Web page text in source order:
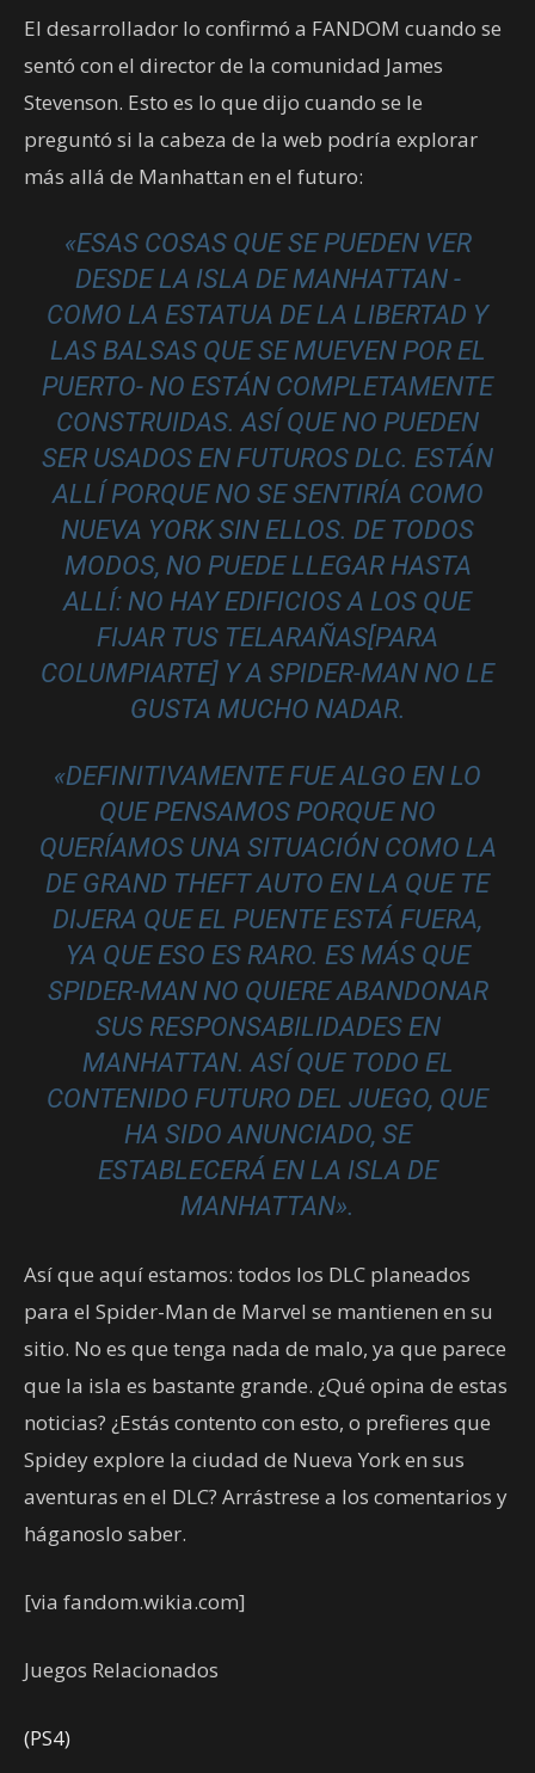
El desarrollador lo confirmó a FANDOM cuando se
sentó con el director de la comunidad James
Stevenson. Esto es lo que dijo cuando se le
preguntó si la cabeza de la web podría explorar
más allá de Manhattan en el futuro:
«ESAS COSAS QUE SE PUEDEN VER
DESDE LA ISLA DE MANHATTAN -
COMO LA ESTATUA DE LA LIBERTAD Y
LAS BALSAS QUE SE MUEVEN POR EL
PUERTO- NO ESTÁN COMPLETAMENTE
CONSTRUIDAS. ASÍ QUE NO PUEDEN
SER USADOS EN FUTUROS DLC. ESTÁN
ALLÍ PORQUE NO SE SENTIRÍA COMO
NUEVA YORK SIN ELLOS. DE TODOS
MODOS, NO PUEDE LLEGAR HASTA
ALLÍ: NO HAY EDIFICIOS A LOS QUE
FIJAR TUS TELARAÑAS[PARA
COLUMPIARTE] Y A SPIDER-MAN NO LE
GUSTA MUCHO NADAR.
«DEFINITIVAMENTE FUE ALGO EN LO
QUE PENSAMOS PORQUE NO
QUERÍAMOS UNA SITUACIÓN COMO LA
DE GRAND THEFT AUTO EN LA QUE TE
DIJERA QUE EL PUENTE ESTÁ FUERA,
YA QUE ESO ES RARO. ES MÁS QUE
SPIDER-MAN NO QUIERE ABANDONAR
SUS RESPONSABILIDADES EN
MANHATTAN. ASÍ QUE TODO EL
CONTENIDO FUTURO DEL JUEGO, QUE
HA SIDO ANUNCIADO, SE
ESTABLECERÁ EN LA ISLA DE
MANHATTAN».
Así que aquí estamos: todos los DLC planeados
para el Spider-Man de Marvel se mantienen en su
sitio. No es que tenga nada de malo, ya que parece
que la isla es bastante grande. ¿Qué opina de estas
noticias? ¿Estás contento con esto, o prefieres que
Spidey explore la ciudad de Nueva York en sus
aventuras en el DLC? Arrástrese a los comentarios y
háganoslo saber.
[via fandom.wikia.com]
Juegos Relacionados
(PS4)